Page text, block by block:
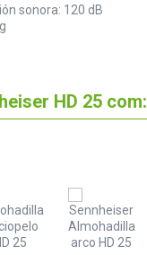
sonora: 120 dB
HD 25 com: